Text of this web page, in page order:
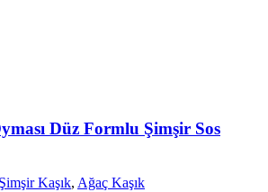
Düz Formlu Şimşir Sos
Şimşir Kaşık, Ağaç Kaşık